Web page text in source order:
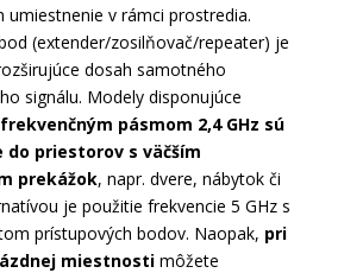
umiestnenie v rámci prostredia.
(extender/zosilňovač/repeater) je
dosah samotného
signálu. Modely disponujúce
pásmom 2,4 GHz sú
do priestorov s väčším
prekážok, napr. dvere, nábytok či
je použitie frekvencie 5 GHz s
prístupových bodov. Naopak, pri
miestnostimôžete